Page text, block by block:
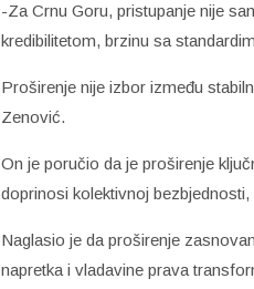
-Za Crnu Goru, pristupanje nije
kredibilitetom, brzinu sa
Proširenje nije izbor između
Zenović.
On je poručio da je proširenje
doprinosi kolektivnoj
Naglasio je da proširenje
napretka i vladavine prava